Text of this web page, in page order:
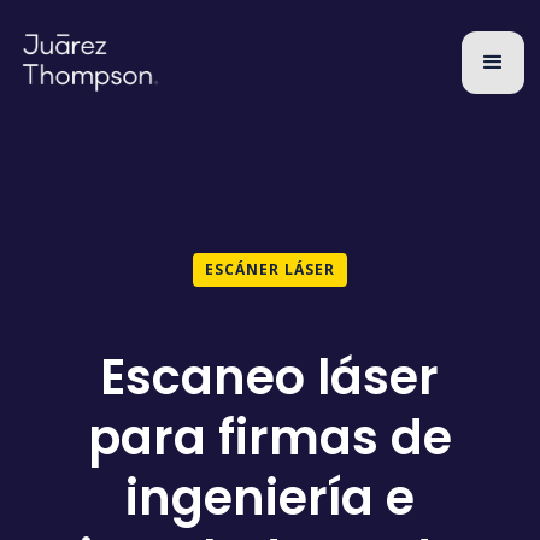
ESCÁNER LÁSER
Escaneo láser
para firmas de
ingeniería e